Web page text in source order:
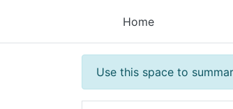
Home
Use this space to